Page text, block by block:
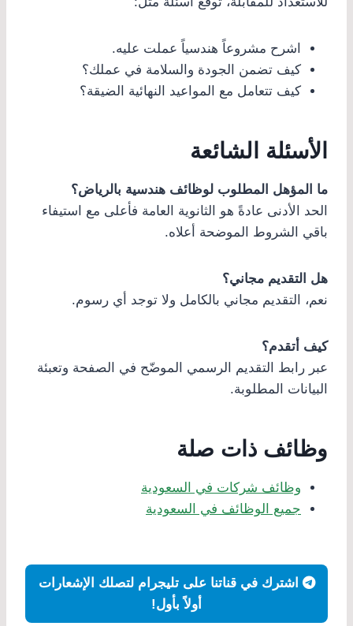
اشرح مشروعاً هندسياً عملت عليه.
كيف تضمن الجودة والسلامة في عملك؟
كيف تتعامل مع المواعيد النهائية الضيقة؟
الأسئلة الشائعة
ما المؤهل المطلوب لوظائف هندسية بالرياض؟
الحد الأدنى عادةً هو الثانوية العامة فأعلى مع استيفاء
باقي الشروط الموضحة أعلاه.
هل التقديم مجاني؟
نعم، التقديم مجاني بالكامل ولا توجد أي رسوم.
كيف أتقدم؟
عبر رابط التقديم الرسمي الموضّح في الصفحة وتعبئة
البيانات المطلوبة.
وظائف ذات صلة
وظائف شركات في السعودية
جميع الوظائف في السعودية
اشترك في قناتنا على تليجرام لتصلك الإشعارات
أولاً بأول!